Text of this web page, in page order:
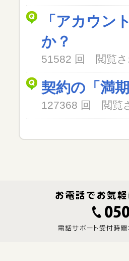
「アカウン
か？
51582 回 閲覧
契約の「満
127368 回 閲覧